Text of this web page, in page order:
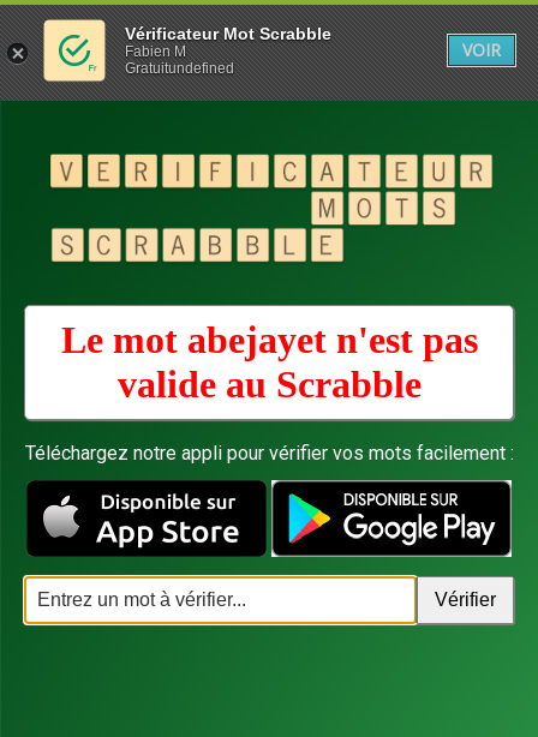
Le mot abejayet n'est pas
valide au Scrabble
Téléchargez notre appli pour vérifier vos mots facilement :
Vérificateur Mot Scrabble
Fabien M
Gratuitundefined
VOIR